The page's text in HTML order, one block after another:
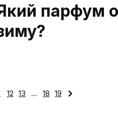
парфум
12 13 ... 18 19